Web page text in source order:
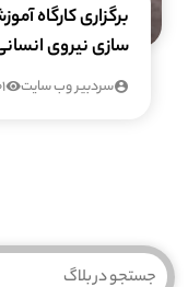
برگزاری کارگاه
سازی نیروی
سردبیر وب سایت